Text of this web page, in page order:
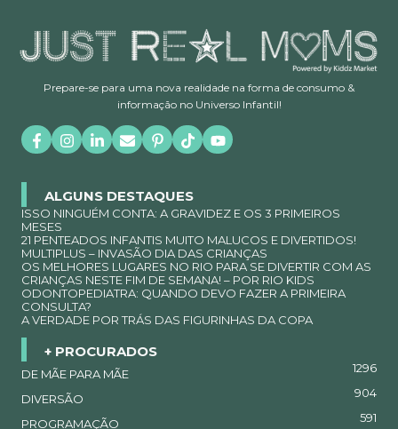
Prepare-se para uma nova realidade na forma de consumo &
informação no Universo Infantil!
ALGUNS DESTAQUES
ISSO NINGUÉM CONTA: A GRAVIDEZ E OS 3 PRIMEIROS
MESES
21 PENTEADOS INFANTIS MUITO MALUCOS E DIVERTIDOS!
MULTIPLUS – INVASÃO DIA DAS CRIANÇAS
OS MELHORES LUGARES NO RIO PARA SE DIVERTIR COM AS
CRIANÇAS NESTE FIM DE SEMANA! – POR RIO KIDS
ODONTOPEDIATRA: QUANDO DEVO FAZER A PRIMEIRA
CONSULTA?
A VERDADE POR TRÁS DAS FIGURINHAS DA COPA
+ PROCURADOS
DE MÃE PARA MÃE 1296
DIVERSÃO 904
PROGRAMAÇÃO 591